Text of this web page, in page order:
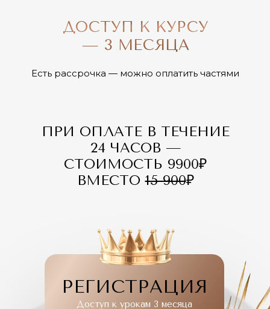
Есть рассрочка — можно оплатить частями
ДОСТУП К КУРСУ
— 3 МЕСЯЦА
ПРИ ОПЛАТЕ В ТЕЧЕНИЕ
24 ЧАСОВ —
СТОИМОСТЬ 9900₽
ВМЕСТО15 900₽
Доступ к урокам 3 месяца
РЕГИСТРАЦИЯ